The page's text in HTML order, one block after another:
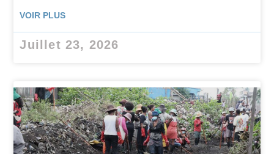
VOIR PLUS
Juillet 23, 2026